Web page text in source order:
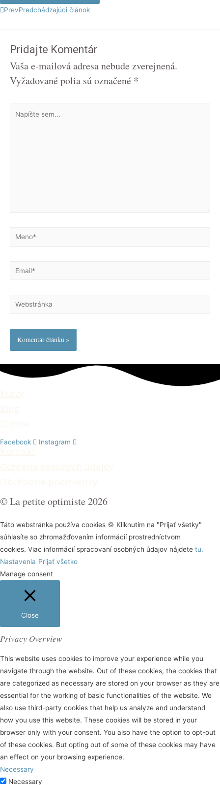
PrevPredchádzajúci článok
Pridajte Komentár
Vaša e-mailová adresa nebude zverejnená.
Vyžadované polia sú označené *
sem...
Meno*
Email*
Webstránka
Facebook Instagram
© La petite optimiste 2026
Táto webstránka používa cookies 🍪 Kliknutím na "Prijať všetky"
súhlasíte so zhromažďovaním informácií prostredníctvom
cookies. Viac informácií spracovaní osobných údajov nájdete tu.
Nastavenia Prijať všetko
Manage consent
Close
Privacy Overview
This website uses cookies to improve your experience while you
navigate through the website. Out of these cookies, the cookies that
are categorized as necessary are stored on your browser as they are
essential for the working of basic functionalities of the website. We
also use third-party cookies that help us analyze and understand
how you use this website. These cookies will be stored in your
browser only with your consent. You also have the option to opt-out
of these cookies. But opting out of some of these cookies may have
an effect on your browsing experience.
Necessary
Necessary